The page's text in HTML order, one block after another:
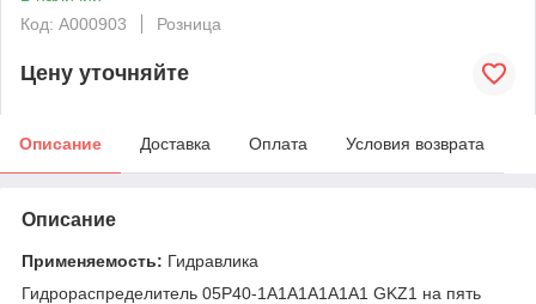
Код: А000903
Розница
Цену уточняйте
Описание Доставка Оплата Условия возврата
Описание
Применяемость: Гидравлика
Гидрoраспределитель 05P40-1A1A1A1A1A1 GKZ1 на пять